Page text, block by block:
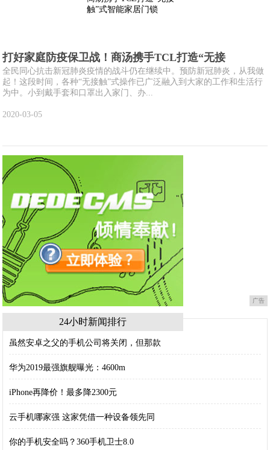
打好家庭防疫保卫战！商汤携手TCL打造“无接
全民同心抗击新冠肺炎疫情的战斗仍在继续中。预防新冠肺炎，从我做
起！这段时间，各种“无接触”式操作已广泛融入到大家的工作和生活行
为中。小到戴手套和口罩出入家门、办...
2020-03-05
广告
24小时新闻排行
虽然安卓之父的手机公司将关闭，但那款
华为2019最强旗舰曝光：4600m
iPhone再降价！最多降2300元
云手机哪家强 这家凭借一种设备领先同
你的手机安全吗？360手机卫士8.0